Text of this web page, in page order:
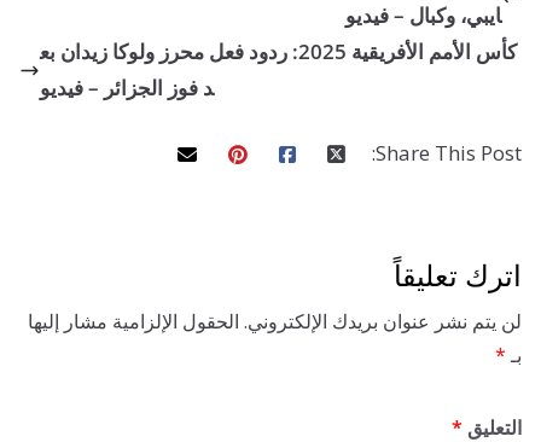
وكبال – فيديو
كأس الأمم الأفريقية 2025: ردود فعل محرز ولوكا زيدان بع
د فوز الجزائر – فيديو
Share This
نشر عنوان بريدك الإلكتروني.الحقول الإلزامية مشار إليها
*